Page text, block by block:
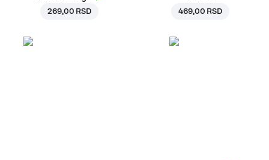
269,00 RSD 469,00 RSD